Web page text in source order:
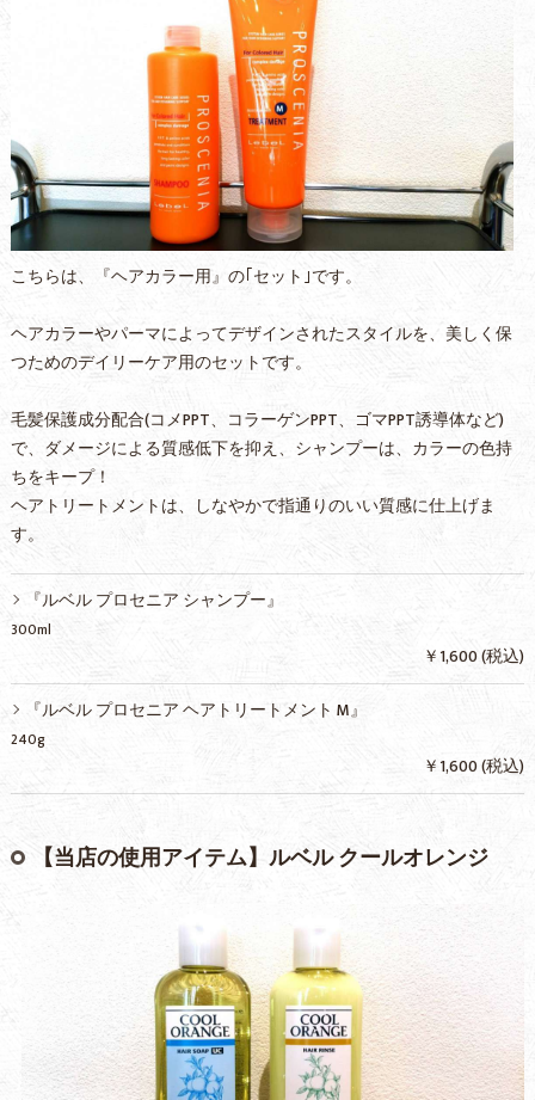
こちらは、『ヘアカラー用』の｢セット｣です。
ヘアカラーやパーマによってデザインされたスタイルを、美しく保
つためのデイリーケア用のセットです。
毛髪保護成分配合(コメPPT、コラーゲンPPT、ゴマPPT誘導体など)
で、ダメージによる質感低下を抑え、シャンプーは、カラーの色持
ちをキープ！
ヘアトリートメントは、しなやかで指通りのいい質感に仕上げま
す。
『ルベル プロセニア シャンプー』
300ml
￥1,600 (税込)
『ルベル プロセニア ヘアトリートメント M』
240g
￥1,600 (税込)
【当店の使用アイテム】ルベル クールオレンジ